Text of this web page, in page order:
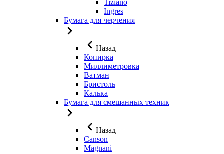
Tiziano
Ingres
Бумага для черчения
Назад
Копирка
Миллиметровка
Ватман
Бристоль
Калька
Бумага для смешанных техник
Назад
Canson
Magnani